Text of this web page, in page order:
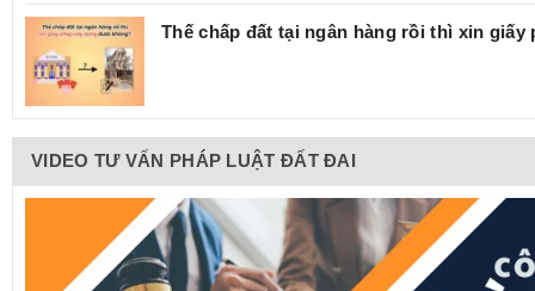
Thế chấp đất tại ngân hàng rồi thì xin
VIDEO TƯ VẤN PHÁP LUẬT ĐẤT ĐAI